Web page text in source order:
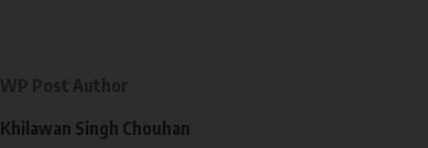
Khilawan Singh Chouhan